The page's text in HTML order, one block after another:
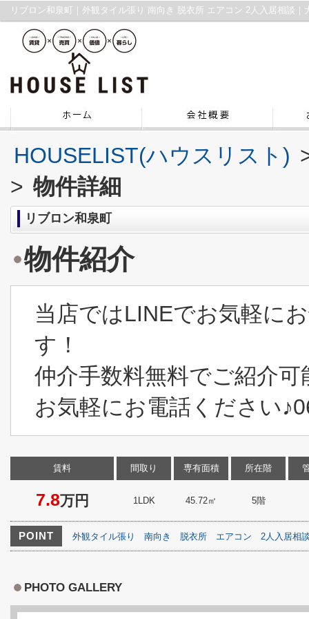
HOUSELIST(ハウスリスト)
> 物件詳細
リブロン和泉町
物件紹介
当店ではLINEでお気軽に
す！
仲介手数料無料でご紹介
お気軽にお電話ください
賃料
7.8万円
間取り
1LDK
専有面積
45.72㎡
所在階
5階
POINT 外観タイル張り 南向き 脱衣所 エアコン 2人入居相
PHOTO GALLERY